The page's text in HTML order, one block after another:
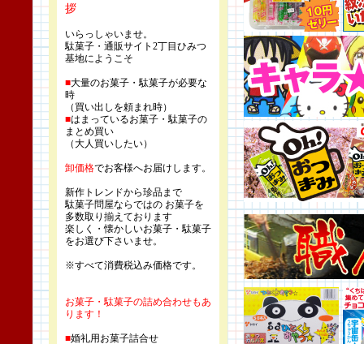
拶
いらっしゃいませ。
駄菓子・通販サイト2丁目ひみつ
基地にようこそ
■大量のお菓子・駄菓子が必要な
時
（買い出しを頼まれ時）
■はまっているお菓子・駄菓子の
まとめ買い
（大人買いしたい）
卸価格でお客様へお届けします。
新作トレンドから珍品まで
駄菓子問屋ならではの お菓子を
多数取り揃えております
楽しく・懐かしいお菓子・駄菓子
をお選び下さいませ。
※すべて消費税込み価格です。
お菓子・駄菓子の詰め合わせもあ
ります！
■婚礼用お菓子詰合せ